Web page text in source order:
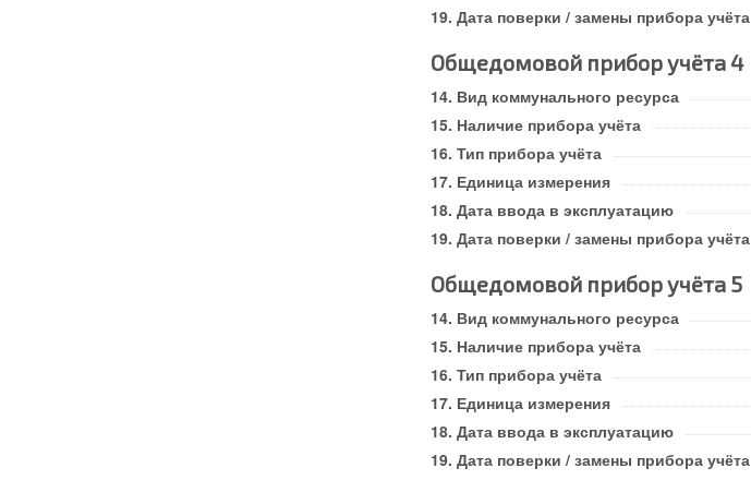
Дата поверки / замены прибора учёта
Общедомовой прибор учёта 4
Вид коммунального ресурса
Наличие прибора учёта
Тип прибора учёта
Единица измерения
Дата ввода в эксплуатацию
Дата поверки / замены прибора учёта
Общедомовой прибор учёта 5
Вид коммунального ресурса
Наличие прибора учёта
Тип прибора учёта
Единица измерения
Дата ввода в эксплуатацию
Дата поверки / замены прибора учёта